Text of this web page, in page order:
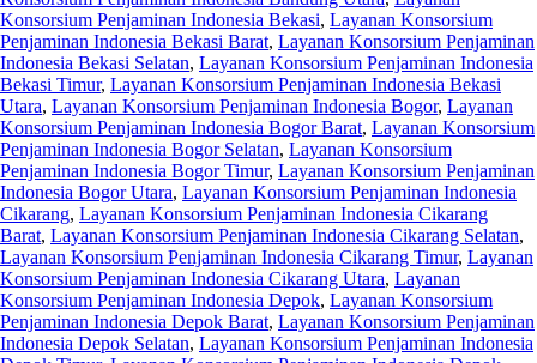
Konsorsium Penjaminan Indonesia Bekasi, Layanan Konsorsium
Penjaminan Indonesia Bekasi Barat, Layanan Konsorsium Penjaminan
Indonesia Bekasi Selatan, Layanan Konsorsium Penjaminan Indonesia
Bekasi Timur, Layanan Konsorsium Penjaminan Indonesia Bekasi
Utara, Layanan Konsorsium Penjaminan Indonesia Bogor, Layanan
Konsorsium Penjaminan Indonesia Bogor Barat, Layanan Konsorsium
Penjaminan Indonesia Bogor Selatan, Layanan Konsorsium
Penjaminan Indonesia Bogor Timur, Layanan Konsorsium Penjaminan
Indonesia Bogor Utara, Layanan Konsorsium Penjaminan Indonesia
Cikarang, Layanan Konsorsium Penjaminan Indonesia Cikarang
Barat, Layanan Konsorsium Penjaminan Indonesia Cikarang Selatan,
Layanan Konsorsium Penjaminan Indonesia Cikarang Timur, Layanan
Konsorsium Penjaminan Indonesia Cikarang Utara, Layanan
Konsorsium Penjaminan Indonesia Depok, Layanan Konsorsium
Penjaminan Indonesia Depok Barat, Layanan Konsorsium Penjaminan
Indonesia Depok Selatan, Layanan Konsorsium Penjaminan Indonesia